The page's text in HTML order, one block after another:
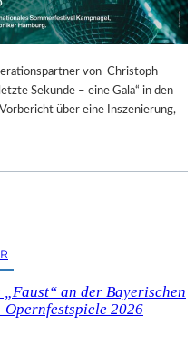
–
A
U
S
S
T
R
I
von Christoph
Sekunde – eine Gala“ in den
über eine Inszenierung,
an der Bayerischen
2026